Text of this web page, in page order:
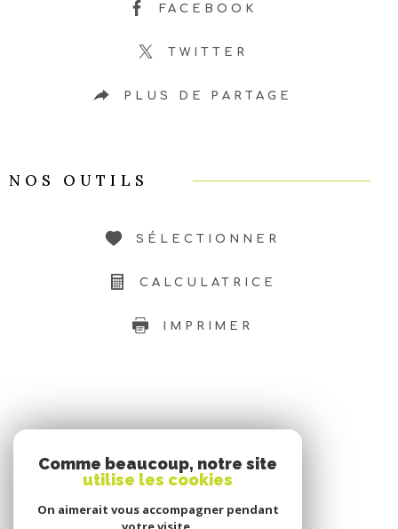
FACEBOOK
TWITTER
PLUS DE PARTAGE
NOS OUTILS
SÉLECTIONNER
CALCULATRICE
IMPRIMER
SE CONNECTER
ESPACE PROPRIÉTAIRE
Comme beaucoup, notre site
utilise les cookies
On aimerait vous accompagner pendant